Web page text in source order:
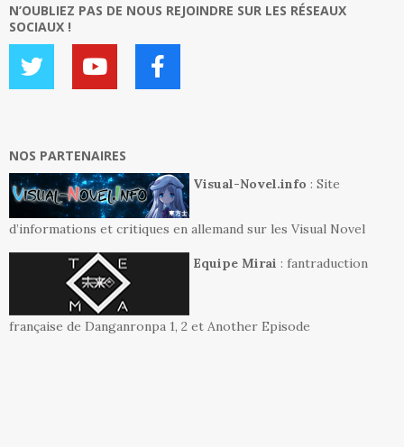
N’OUBLIEZ PAS DE NOUS REJOINDRE SUR LES RÉSEAUX
SOCIAUX !
NOS PARTENAIRES
Visual-Novel.info : Site
d’informations et critiques en allemand sur les Visual Novel
Equipe Mirai : fantraduction
française de Danganronpa 1, 2 et Another Episode